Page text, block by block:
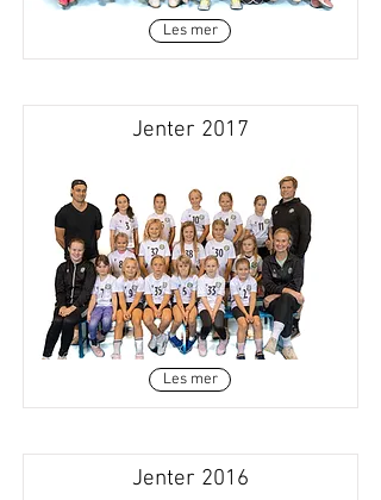
Les mer
Jenter 2017
Les mer
Jenter 2016